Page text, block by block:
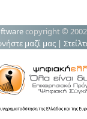
copyright ©
μαζί μας |